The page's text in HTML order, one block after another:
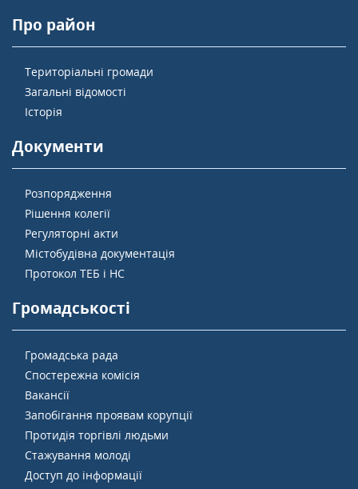
Про район
Територіальні громади
Загальні відомості
Історія
Документи
Розпорядження
Рішення колегії
Регуляторні акти
Містобудівна документація
Протокол ТЕБ і НС
Громадськості
Громадська рада
Спостережна комісія
Вакансії
Запобігання проявам корупції
Протидія торгівлі людьми
Стажування молоді
Доступ до інформації